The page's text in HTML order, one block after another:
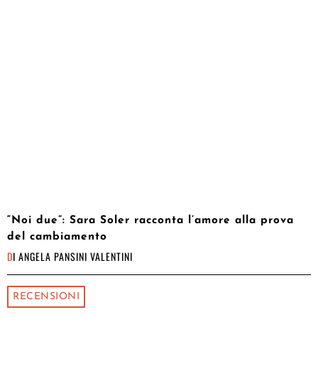
“Noi due”: Sara Soler racconta l’amore alla prova
del cambiamento
DI ANGELA PANSINI VALENTINI
RECENSIONI